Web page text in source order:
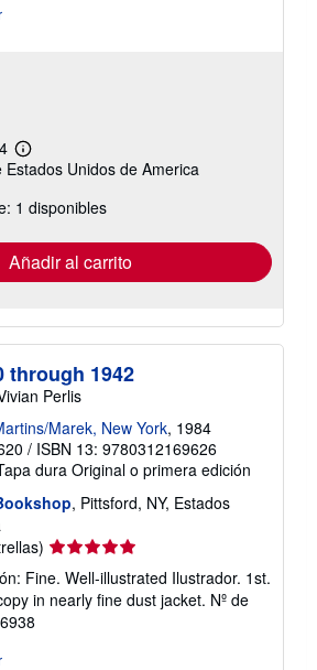
Más
información
las
tarifas
envío
Unidos de America
1 disponibles
Añadir al carrito
through 1942
Perlis
Marek, New York, 1984
/ ISBN 13: 9780312169626
dura Original o primera edición
, Pittsford, NY, Estados
Calificación
del
vendedor:
5
Fine. Well-illustrated Ilustrador. 1st.
in nearly fine dust jacket. Nº de